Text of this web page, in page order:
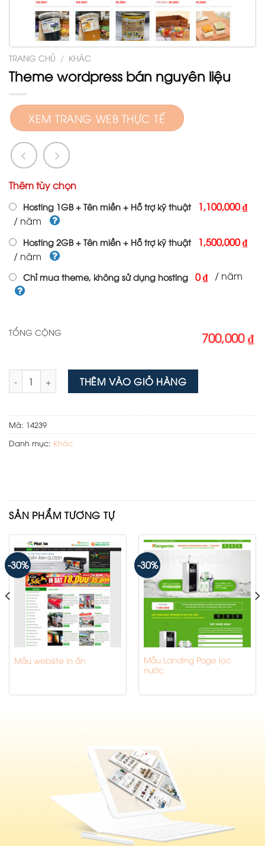
TRANG CHỦ / KHÁC
Theme wordpress bán nguyên liệu
XEM TRANG WEB THỰC TẾ
Thêm tùy chọn
Hosting 1GB + Tên miền + Hỗ trợ kỹ thuật
1,100,000 ₫
/ năm
Hosting 2GB + Tên miền + Hỗ trợ kỹ thuật
1,500,000 ₫
/ năm
Chỉ mua theme, không sử dụng hosting 0 ₫ / năm
TỔNG CỘNG 700,000 ₫
Theme wordpress bán nguyên liệu số lượng
THÊM VÀO GIỎ HÀNG
Mã: 14239
Danh mục: Khác
SẢN PHẨM TƯƠNG TỰ
-30%
Mẫu website in ấn
-30%
Mẫu Landing Page lọc
nước